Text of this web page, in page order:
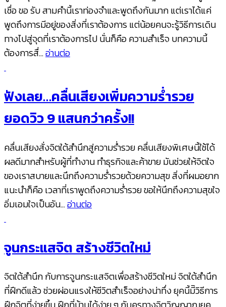
เชื่อ ขอ รับ สามคำนี้เราท่องจำและพูดถึงกันมาก แต่เราได้แค่
พูดถึงการมีอยู่ของสิ่งที่เราต้องการ แต่น้อยคนจะรู้วิธีการเดิน
ทางไปสู่จุดที่เราต้องการไป นั่นก็คือ ความสำเร็จ บทความนี้
ต้องการสื่…อ่านต่อ
ฟังเลย…คลื่นเสียงเพิ่มความร่ำรวย
ยอดวิว 9 แสนกว่าครั้ง!!
คลื่นเสียงสั่งจิตใต้สำนึกสู่ความร่ำรวย คลื่นเสียงพิเศษนี้ใช้ได้
ผลดีมากสำหรับผู้ที่ทำงาน ทำธุรกิจและค้าขาย มันช่วยให้จิตใจ
ของเราสบายและนึกถึงความร่ำรวยด้วยความสุข สิ่งที่ผมอยาก
แนะนำก็คือ เวลาที่เราพูดถึงความร่ำรวย ขอให้นึกถึงความสุขใจ
อิ่มเอมใจเป็นอัน…อ่านต่อ
จูนกระแสจิต สร้างชีวิตใหม่
จิตใต้สำนึก กับการจูนกระแสจิตเพื่อสร้างชีวิตใหม่ จิตใต้สำนึก
ที่ฝึกดีแล้ว ช่วยผ่อนแรงให้ชีวิตสำเร็จอย่างน่าทึ่ง ยุคนี้มีิวิธีการ